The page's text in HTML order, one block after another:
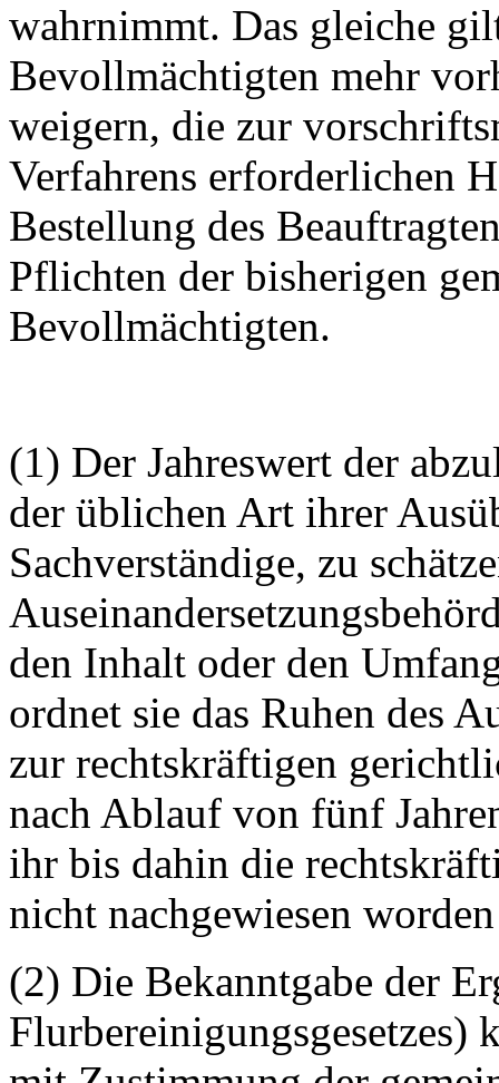
wahrnimmt. Das gleiche
Bevollmächtigten mehr
weigern, die zur
Verfahrens erforderlichen
Bestellung des
Pflichten der bisherigen
Bevollmächtigten.
(1) Der Jahreswert der
der üblichen Art ihrer
Sachverständige, zu
den Inhalt oder den
ordnet sie das Ruhen des
zur rechtskräftigen
nach Ablauf von fünf
ihr bis dahin die
nicht nachgewiesen
(2) Die Bekanntgabe der
Flurbereinigungsgesetzes)